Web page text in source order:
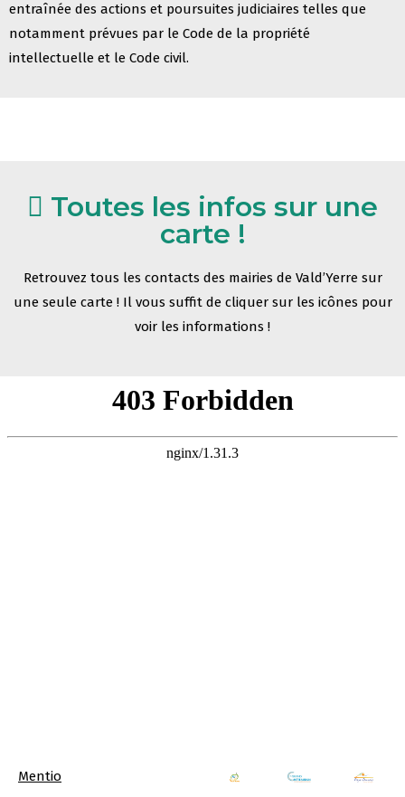
entraînée des actions et poursuites judiciaires telles que
notamment prévues par le Code de la propriété
intellectuelle et le Code civil.
Toutes les infos sur une
carte !
Retrouvez tous les contacts des mairies de Vald’Yerre sur
une seule carte ! Il vous suffit de cliquer sur les icônes pour
voir les informations !
Mentio